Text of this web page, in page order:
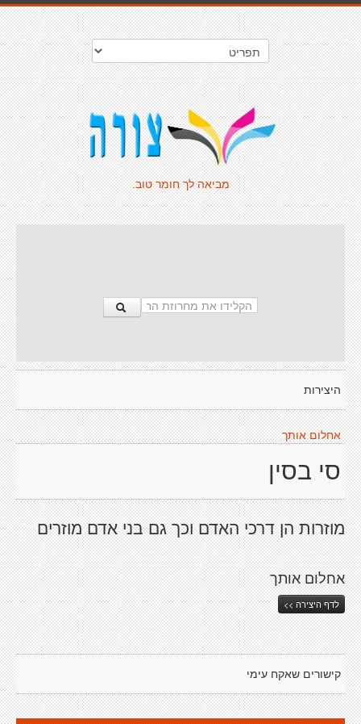
מביאה לך חומר טוב.
היצירות
אחלום אותך
סי בסין
מוזרות הן דרכי האדם וכך גם בני אדם מוזרים
אחלום אותך
לדף היצירה >>
קישורים שאקח עימי